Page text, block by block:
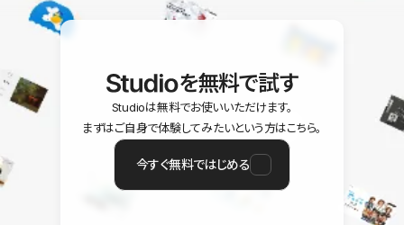
を無料で試す
Studioは無料でお使いいただけます。
まずはご自身で体験してみたいという方はこちら。
今すぐ無料ではじめる